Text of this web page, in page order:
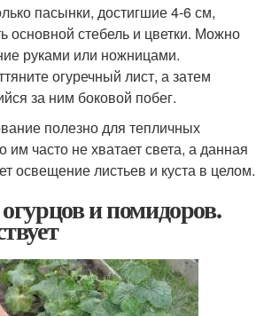
пасынки, достигшие 4-6 см,
основной стебель и цветки. Можно
руками или ножницами.
огуречный лист, а затем
за ним боковой побег.
полезно для тепличных
им часто не хватает света, а данная
освещение листьев и куста в целом.
и помидоров.